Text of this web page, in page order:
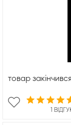
1
товар закінчився